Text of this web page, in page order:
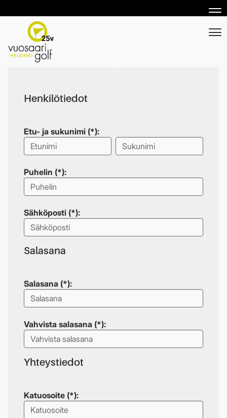
Henkilötiedot
Etu- ja sukunimi (*):
Puhelin (*):
Sähköposti (*):
Salasana
Salasana (*):
Vahvista salasana (*):
Yhteystiedot
Katuosoite (*):